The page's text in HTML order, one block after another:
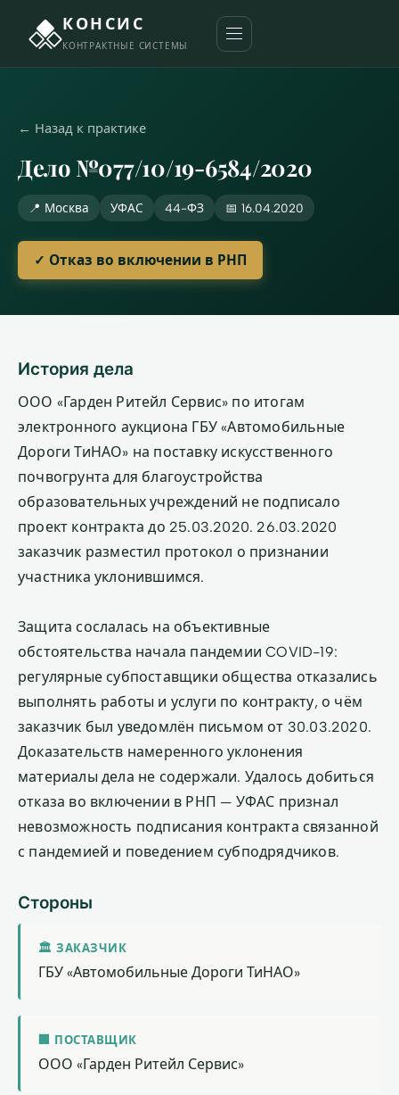
КОНСИС
КОНТРАКТНЫЕ СИСТЕМЫ
← Назад к практике
Дело №077/10/19-6584/2020
📍 Москва УФАС 44-ФЗ 📅 16.04.2020
✓ Отказ во включении в РНП
История дела
ООО «Гарден Ритейл Сервис» по итогам
электронного аукциона ГБУ «Автомобильные
Дороги ТиНАО» на поставку искусственного
почвогрунта для благоустройства
образовательных учреждений не подписало
проект контракта до 25.03.2020. 26.03.2020
заказчик разместил протокол о признании
участника уклонившимся.
Защита сослалась на объективные
обстоятельства начала пандемии COVID-19:
регулярные субпоставщики общества отказались
выполнять работы и услуги по контракту, о чём
заказчик был уведомлён письмом от 30.03.2020.
Доказательств намеренного уклонения
материалы дела не содержали. Удалось добиться
отказа во включении в РНП — УФАС признал
невозможность подписания контракта связанной
с пандемией и поведением субподрядчиков.
Стороны
🏛 ЗАКАЗЧИК
ГБУ «Автомобильные Дороги ТиНАО»
🏢 ПОСТАВЩИК
ООО «Гарден Ритейл Сервис»